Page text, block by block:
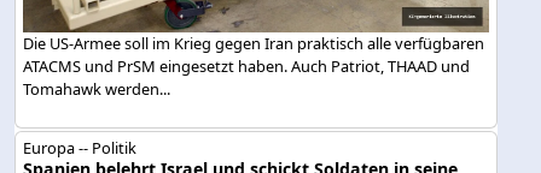
Die US-Armee soll im Krieg gegen Iran praktisch alle verfügbaren
ATACMS und PrSM eingesetzt haben. Auch Patriot, THAAD und
Tomahawk werden...
Europa -- Politik